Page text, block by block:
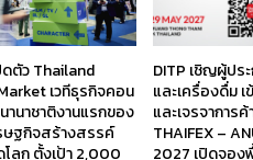
ตัว Thailand
เวทีธุรกิจคอน
านาชาติงานแรกของ
ษฐกิจสร้างสรรค์
ลก ตั้งเป้า 2,000
DITP เชิญผู้ปร
และเครื่องดื่ม
และเจรจาการค้
THAIFEX –
2027 เปิดจอง